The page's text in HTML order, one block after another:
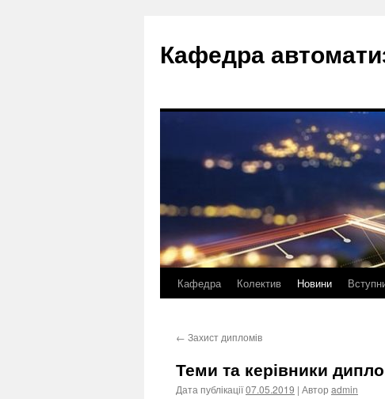
вмісту
Кафедра
Кафедра Колектив Новини
← Захист дипломів
Теми та керівники
Дата публікації07.05.2019 | Автор admin